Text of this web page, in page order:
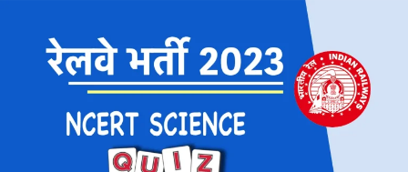
बनाना चुनौतीपूर्ण रहता है, फिर भी वे अपना संतुलन बखूबी तौर से निभाती
28606
पूर्व तट
8278
30327
1069